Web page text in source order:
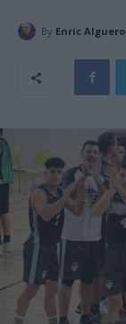
By Enric Alguero